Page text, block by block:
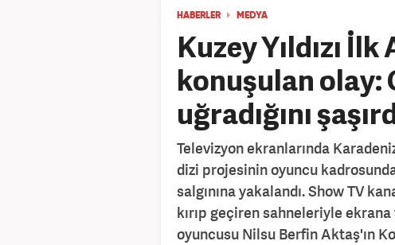
HABERLER MEDYA
Kuzey Yıldızı
konuşulan olay:
uğradığını
Televizyon ekranlarında
dizi projesinin oyuncu
salgınına yakalandı. Show TV
kırıp geçiren sahneleriyle ekrana
oyuncusu Nilsu Berfin Aktaş'ın